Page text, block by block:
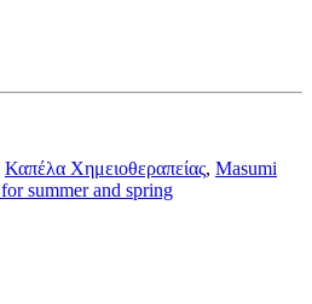
Καπέλα Χημειοθεραπείας, Masumi
summer and spring